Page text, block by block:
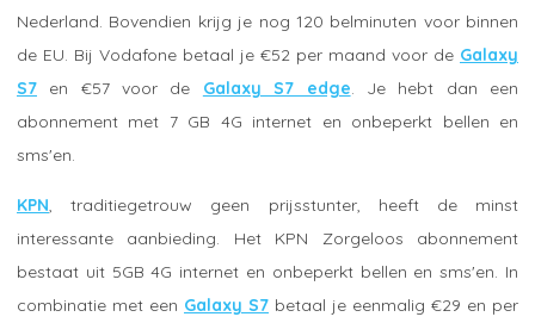
Nederland. Bovendien krijg je nog 120 belminuten voor binnen
de EU. Bij Vodafone betaal je €52 per maand voor de Galaxy
S7 en €57 voor de Galaxy S7 edge . Je hebt dan een
abonnement met 7 GB 4G internet en onbeperkt bellen en
sms'en.
KPN , traditiegetrouw geen prijsstunter, heeft de minst
interessante aanbieding. Het KPN Zorgeloos abonnement
bestaat uit 5GB 4G internet en onbeperkt bellen en sms'en. In
combinatie met een Galaxy S7 betaal je eenmalig €29 en per